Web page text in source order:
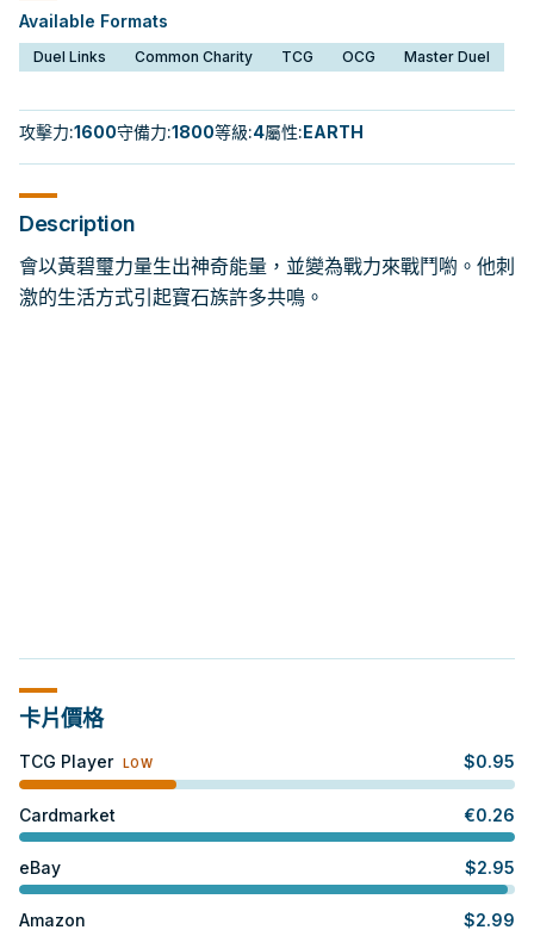
Available Formats
Duel Links Common Charity TCG OCG Master Duel
攻擊力:1600守備力:1800等級:4屬性:EARTH
Description
會以黃碧璽力量生出神奇能量，並變為戰力來戰鬥喲。他刺
激的生活方式引起寶石族許多共鳴。
卡片價格
TCG Player LOW $0.95
Cardmarket €0.26
eBay $2.95
Amazon $2.99